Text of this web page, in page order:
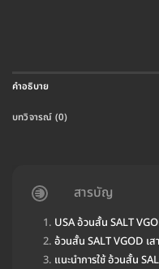
คำอธิบาย
บทวิจารณ์ (0)
สารบัญ
USA อ้วนสั้น SALT
อ้วนสั้น SALT VGOD เ
แนะนำการใช้ อ้วนสั้น